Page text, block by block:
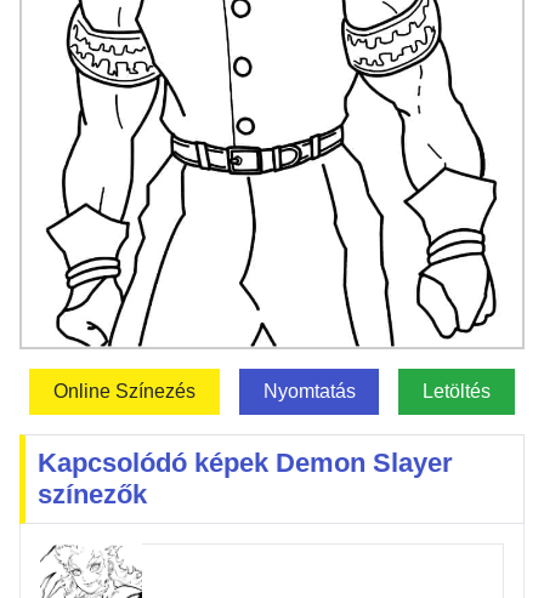
Online Színezés Nyomtatás Letöltés
Kapcsolódó képek Demon Slayer
színezők